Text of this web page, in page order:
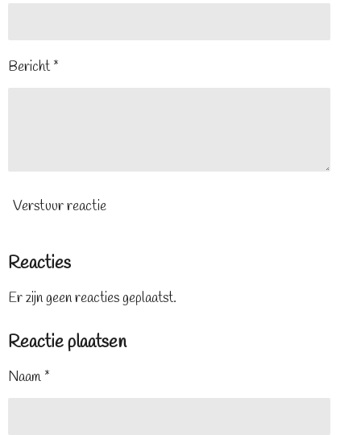
Bericht *
Verstuur reactie
Reacties
Er zijn geen reacties geplaatst.
Reactie plaatsen
Naam *